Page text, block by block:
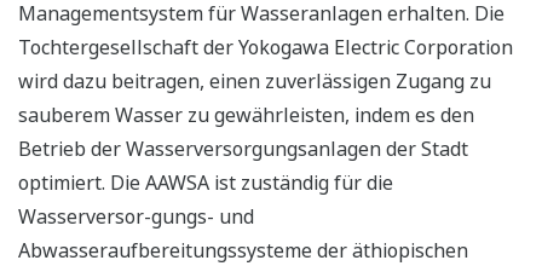
Managementsystem für Wasseranlagen erhalten. Die
Tochtergesellschaft der Yokogawa Electric Corporation
wird dazu beitragen, einen zuverlässigen Zugang zu
sauberem Wasser zu gewährleisten, indem es den
Betrieb der Wasserversorgungsanlagen der Stadt
optimiert. Die AAWSA ist zuständig für die
Wasserversor-gungs- und
Abwasseraufbereitungssysteme der äthiopischen